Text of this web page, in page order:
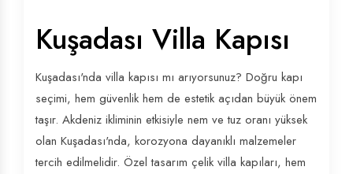
Kuşadası Villa Kapısı
Kuşadası'nda villa kapısı mı arıyorsunuz? Doğru kapı
seçimi, hem güvenlik hem de estetik açıdan büyük önem
taşır. Akdeniz ikliminin etkisiyle nem ve tuz oranı yüksek
olan Kuşadası'nda, korozyona dayanıklı malzemeler
tercih edilmelidir. Özel tasarım çelik villa kapıları, hem